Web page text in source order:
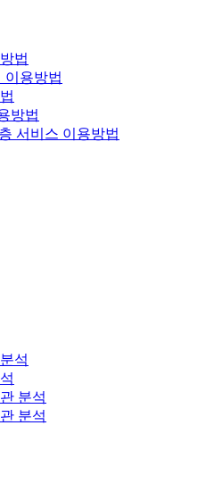
법
이용방법
방법
서비스 이용방법
석
분석
분석